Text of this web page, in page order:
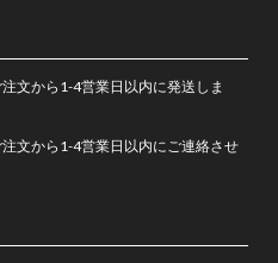
文から1-4営業日以内に発送しま
文から1-4営業日以内にご連絡させ